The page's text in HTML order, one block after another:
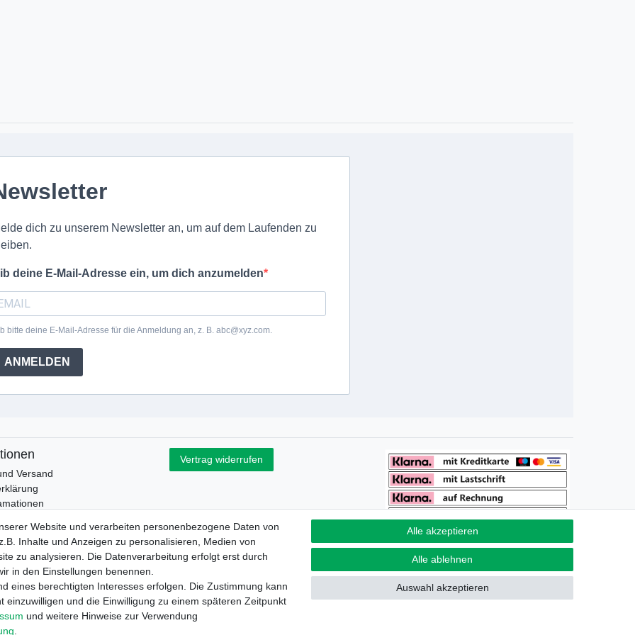
dich zu unserem Newsletter an, um auf dem Laufenden zu
deine E-Mail-Adresse ein, um dich anzumelden
bitte deine E-Mail-Adresse für die Anmeldung an, z. B. abc@xyz.com.
ANMELDEN
Versand
Vertrag widerrufen
Impressum Daten­schutz­erklärung AGB Kontakt
Website und verarbeiten personenbezogene Daten von
Inhalte und Anzeigen zu personalisieren, Medien von
zu analysieren. Die Datenverarbeitung erfolgt erst durch
in den Einstellungen benennen.
eines berechtigten Interesses erfolgen. Die Zustimmung kann
und die Einwilligung zu einem späteren Zeitpunkt
und weitere Hinweise zur Verwendung
Alle akzeptieren
Alle ablehnen
Auswahl akzeptieren